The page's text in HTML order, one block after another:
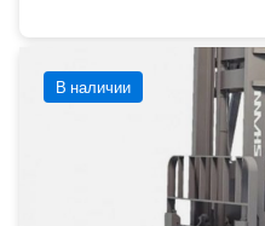
В наличии